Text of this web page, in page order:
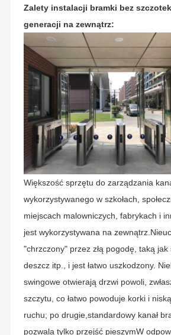
Zalety instalacji bramki bez
generacji na zewnątrz:
Większość sprzętu do zarządzania
wykorzystywanego w szkołach,
miejscach malowniczych, fabrykach i
jest wykorzystywana na
"chrzczony" przez złą pogodę, taką jak
deszcz itp., i jest łatwo uszkodzony.
swingowe otwierają drzwi powoli,
szczytu, co łatwo powoduje korki i
ruchu; po drugie,standardowy kanał
pozwala tylko przejść pieszymW